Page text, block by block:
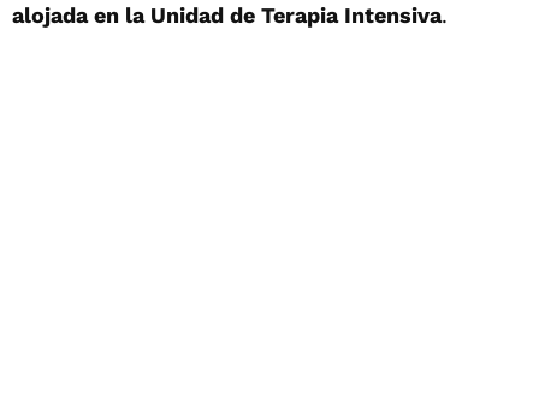
alojada en la Unidad de Terapia Intensiva.